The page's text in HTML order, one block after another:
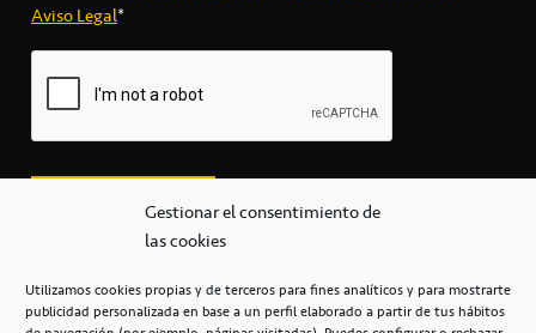
Gestionar el consentimiento de
las cookies
Utilizamos cookies propias y de terceros para fines analíticos y para mostrarte
publicidad personalizada en base a un perfil elaborado a partir de tus hábitos
Aviso Legal*
secretaria@cbcanarias.es